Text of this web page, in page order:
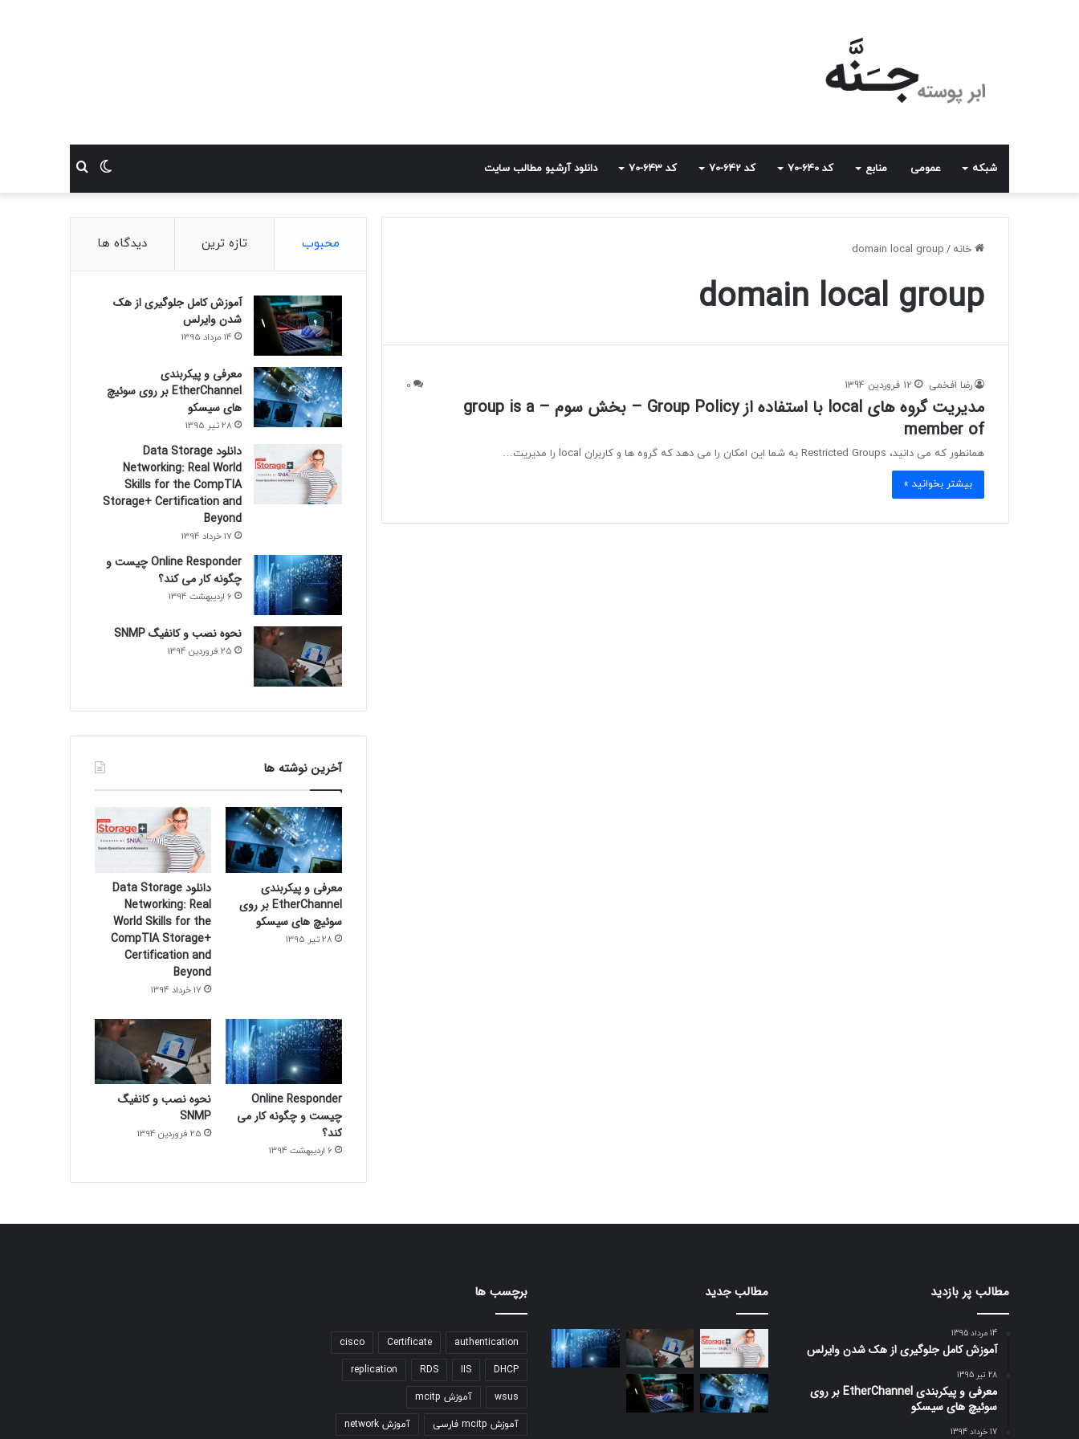
شبکه عمومی منابع کد 640-70 کد 642-70 کد 643-70 دانلود آرشیو مطالب سایت جستجو
برای
تغییر
پوسته
خانه /
domain local group
domain local group
رضا افخمی 12 فروردین 1394 0
مدیریت گروه های local با استفاده از Group Policy – بخش سوم – group is a
member of
همانطور که می دانید، Restricted Groups به شما این امکان را می دهد که گروه ها و کاربران local را مدیریت…
بیشتر بخوانید »
محبوب تازه ترین دیدگاه ها
آموزش کامل جلوگیری از هک
شدن وایرلس
14 مرداد 1395
معرفی و پیکربندی
EtherChannel بر روی سوئیچ
های سیسکو
28 تیر 1395
دانلود Data Storage
Networking: Real World
Skills for the CompTIA
Storage+ Certification and
Beyond
17 خرداد 1394
Online Responder چیست و
چگونه کار می کند؟
6 اردیبهشت 1394
نحوه نصب و کانفیگ SNMP
25 فروردین 1394
آخرین نوشته ها
معرفی و پیکربندی
EtherChannel بر روی
سوئیچ های سیسکو
28 تیر 1395
دانلود Data Storage
Networking: Real
World Skills for the
CompTIA Storage+
Certification and
Beyond
17 خرداد 1394
Online Responder
چیست و چگونه کار می
کند؟
6 اردیبهشت 1394
نحوه نصب و کانفیگ
SNMP
25 فروردین 1394
مطالب پر بازدید
14 مرداد 1395
آموزش کامل جلوگیری از هک شدن وایرلس
28 تیر 1395
معرفی و پیکربندی EtherChannel بر روی
سوئیچ های سیسکو
17 خرداد 1394
مطالب جدید برچسب ها
authentication
Certificate
cisco
DHCP
IIS
RDS
replication
wsus آموزش mcitp
آموزش mcitp فارسی آموزش network